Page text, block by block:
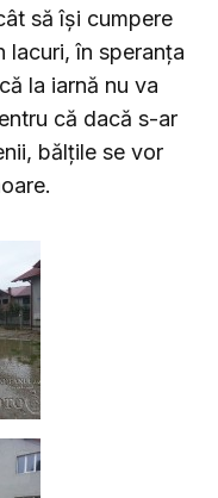
să își cumpere
lacuri, în speranța
la iarnă nu va
că dacă s-ar
bălțile se vor